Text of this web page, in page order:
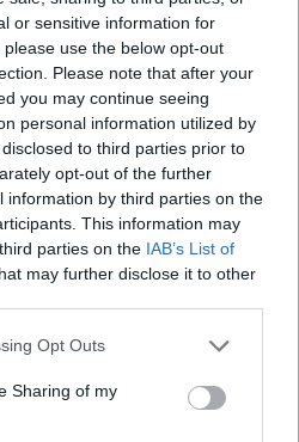
or sensitive information for
use the below opt-out
Please note that after your
you may continue seeing
personal information utilized by
to third parties prior to
opt-out of the further
information by third parties on the
This information may
parties on the IAB’s List of
may further disclose it to other
Opt Outs
Sharing of my
óriás gép volt benne le
olyan megépített
már őket útnak az elmúlt 3-4
elhelyezni még akkor sem ha
vádolom ő mondta nekem
az mellett amit mond.
esete
Próbálj meg együtt
hangár útban lesz.